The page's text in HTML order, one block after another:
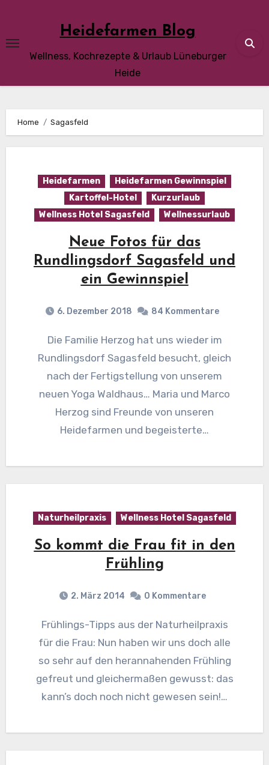
content
Heidefarmen Blog
Wellness, Kochrezepte & Urlaub Lüneburger
Heide
Home Sagasfeld
Heidefarmen
Heidefarmen Gewinnspiel
Kartoffel-Hotel
Kurzurlaub
Wellness Hotel Sagasfeld
Wellnessurlaub
Neue Fotos für das
Rundlingsdorf Sagasfeld und
ein Gewinnspiel
6. Dezember 2018 84 Kommentare
Die Familie Herzog hat uns wieder im
Rundlingsdorf Sagasfeld besucht, gleich
nach der Fertigstellung von unserem
neuen Yoga Waldhaus… Maria und Marco
Herzog sind Freunde von unseren
Heidefarmen und begeisterte…
Naturheilpraxis Wellness Hotel Sagasfeld
So kommt die Frau fit in den
Frühling
2. März 2014 0 Kommentare
Frühlings-Tipps aus der Naturheilpraxis
für die Frau: Nun haben wir uns doch alle
so sehr auf den herannahenden Frühling
gefreut und gleichermaßen gewusst: das
kann’s doch noch nicht gewesen sein!…